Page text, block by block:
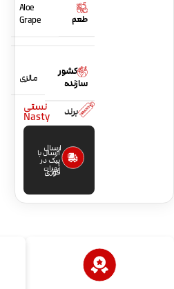
طعم
Aloe
Grape
کشور
سازنده
مالزی
برند نستی
Nasty
ارسال
فوری
ارسال با
پیک در
تهران